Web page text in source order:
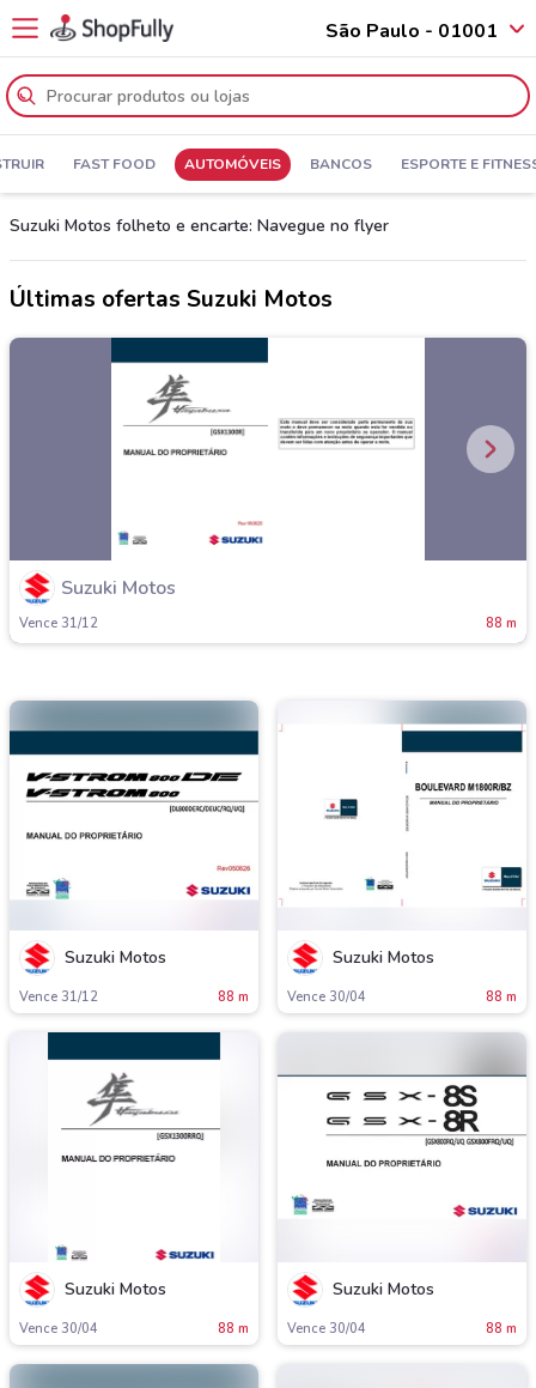
São Paulo - 01001
FAST FOOD AUTOMÓVEIS BANCOS ESPORTE E
Suzuki Motos folheto e encarte: Navegue no flyer
Últimas ofertas Suzuki Motos
Suzuki Motos
Vence 31/12 88 m
Suzuki Motos
Vence 31/12 88 m
Suzuki Motos
Vence 30/04 88 m
Suzuki Motos
Vence 30/04 88 m
Suzuki Motos
Vence 30/04 88 m